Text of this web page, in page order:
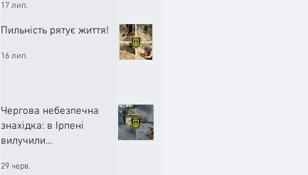
працюють!
17 лип.
Пильність рятує життя!
16 лип.
Чергова небезпечна
знахідка: в Ірпені
вилучили
29 черв.